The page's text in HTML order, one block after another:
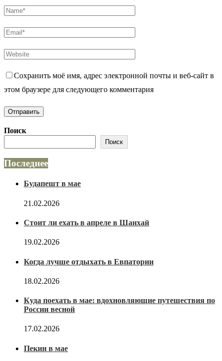
Сохранить моё имя, адрес электронной почты и веб-сайт в
этом браузере для следующего комментария
Поиск
Поиск
Последнее
Будапешт в мае
21.02.2026
Стоит ли ехать в апреле в Шанхай
19.02.2026
Когда лучше отдыхать в Евпатории
18.02.2026
Куда поехать в мае: вдохновляющие путешествия по
России весной
17.02.2026
Пекин в мае